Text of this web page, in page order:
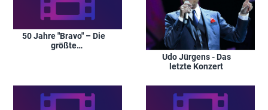
50 Jahre "Bravo" – Die
größte
Udo Jürgens - Das
letzte Konzert